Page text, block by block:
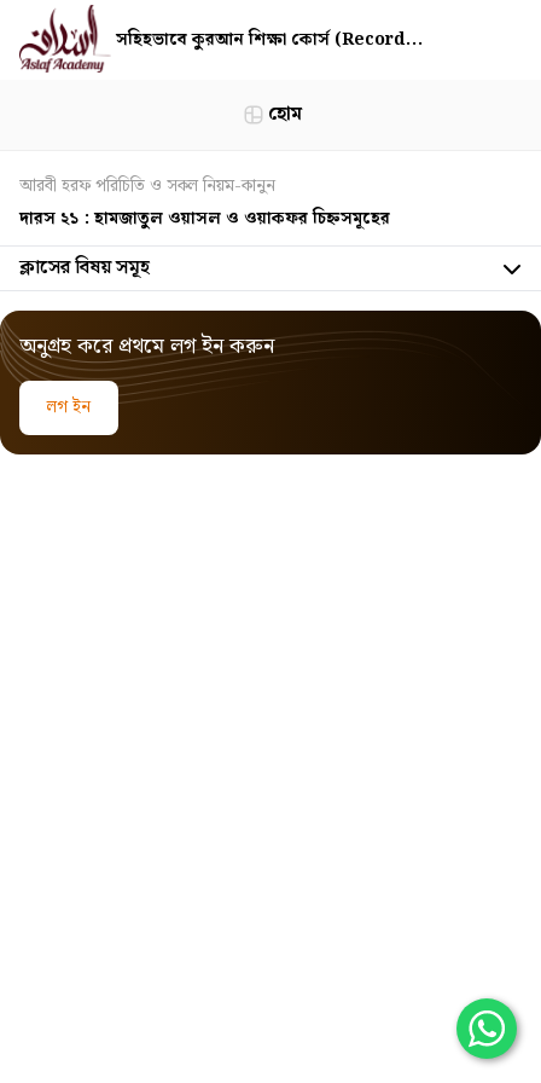
সহিহভাবে কুরআন শিক্ষা কোর্স (Record...
হোম
আরবী হরফ পরিচিতি ও সকল নিয়ম-কানুন
দারস ২১ : হামজাতুল ওয়াসল ও ওয়াকফর চিহ্নসমূহের
ক্লাসের বিষয় সমূহ
অনুগ্রহ করে প্রথমে লগ ইন করুন
লগ ইন